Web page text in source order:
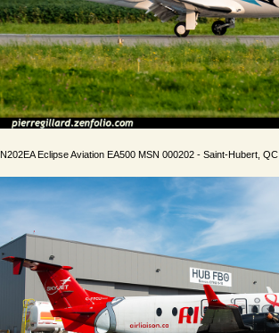
N202EA Eclipse Aviation EA500 MSN 000202 - Saint-Hubert,